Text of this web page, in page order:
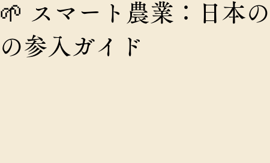
🌱 スマート農業：日本
の参入ガイド